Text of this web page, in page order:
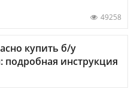
49258
купить б/у
подробная инструкция